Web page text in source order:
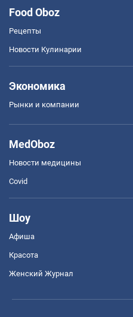
Food Oboz
Рецепты
Новости Кулинарии
Экономика
Рынки и компании
MedOboz
Новости медицины
Covid
Шоу
Афиша
Красота
Женский Журнал